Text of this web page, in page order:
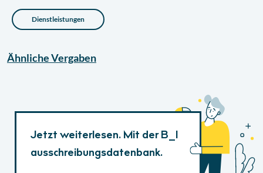
Dienstleistungen
ÄhnlicheVergaben
Jetzt weiterlesen. Mit der B_I
ausschreibungsdatenbank.